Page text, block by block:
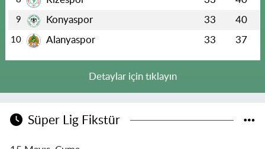
9 Konyaspor 33 40
10 Alanyaspor 33 37
Detaylar için tıklayın
Süper Lig Fikstür